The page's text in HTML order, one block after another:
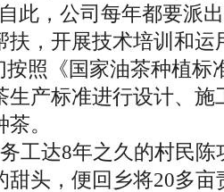
此，公司每年都要派
扶，开展技术培训和运
按照《国家油茶种植标
生产标准进行设计、施
。
达8年之久的村民陈
甜头，便回乡将20多